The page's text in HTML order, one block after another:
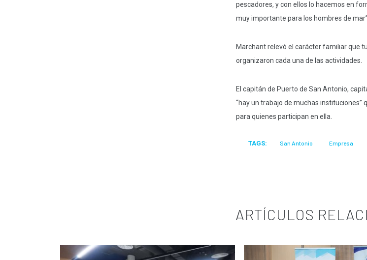
pescadores, y con ellos lo hacemos en
muy importante para los hombres de
Marchant relevó el carácter familiar que
organizaron cada una de las actividades.
El capitán de Puerto de San Antonio,
“hay un trabajo de muchas instituciones”
para quienes participan en ella.
TAGS: San Antonio Empresa
ARTÍCULOS